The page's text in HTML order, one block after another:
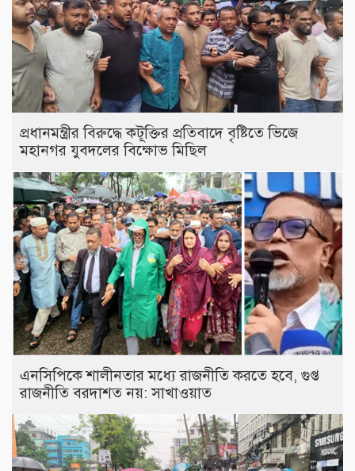
প্রধানমন্ত্রীর বিরুদ্ধে কটূক্তির প্রতিবাদে বৃষ্টিতে ভিজে
মহানগর যুবদলের বিক্ষোভ মিছিল
এনসিপিকে শালীনতার মধ্যে রাজনীতি করতে হবে, গুপ্ত
রাজনীতি বরদাশত নয়: সাখাওয়াত